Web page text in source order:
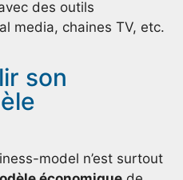
des outils
media, chaines TV, etc.
son
model n’est surtout